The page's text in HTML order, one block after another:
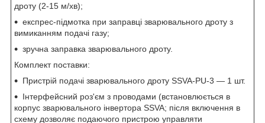
дроту (2-15 м/хв);
експрес-підмотка при заправці зварювального дроту з
вимиканням подачі газу;
зручна заправка зварювального дроту.
Комплект поставки:
Пристрій подачі зварювального дроту SSVA-PU-3 ― 1 шт.
Інтерфейсний роз'єм з проводами (встановлюється в
корпус зварювального інвертора SSVA; після включення в
схему дозволяє подаючого пристрою управляти